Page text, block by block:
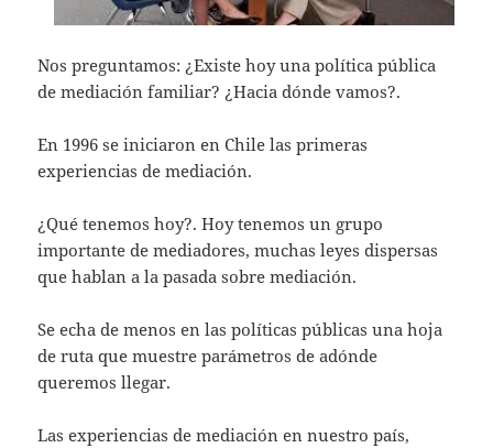
Nos preguntamos: ¿Existe hoy una política pública
de mediación familiar? ¿Hacia dónde vamos?.
En 1996 se iniciaron en Chile las primeras
experiencias de mediación.
¿Qué tenemos hoy?. Hoy tenemos un grupo
importante de mediadores, muchas leyes dispersas
que hablan a la pasada sobre mediación.
Se echa de menos en las políticas públicas una hoja
de ruta que muestre parámetros de adónde
queremos llegar.
Las experiencias de mediación en nuestro país,